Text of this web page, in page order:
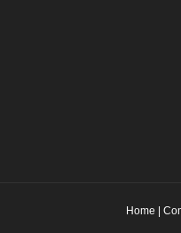
Home